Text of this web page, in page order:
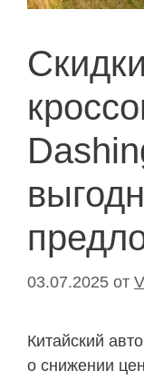
03.07.2025 от
Китайский
о снижении